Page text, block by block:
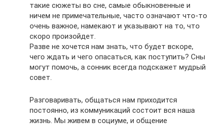
такие сюжеты во сне, самые обыкновенные и
ничем не примечательные, часто означают что-то
очень важное, намекают и указывают на то, что
скоро произойдет.
Разве не хочется нам знать, что будет вскоре,
чего ждать и чего опасаться, как поступить? Сны
могут помочь, а сонник всегда подскажет мудрый
совет.
Разговаривать, общаться нам приходится
постоянно, из коммуникаций состоит вся наша
жизнь. Мы живем в социуме, и общение